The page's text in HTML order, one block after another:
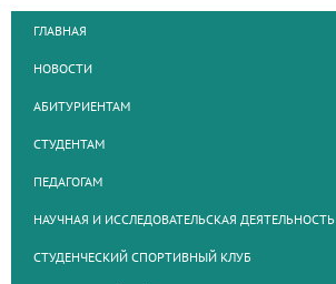
ГЛАВНАЯ
НОВОСТИ
АБИТУРИЕНТАМ
СТУДЕНТАМ
ПЕДАГОГАМ
НАУЧНАЯ И ИССЛЕДОВАТЕЛЬСКАЯ ДЕЯТЕЛЬНОСТЬ
СТУДЕНЧЕСКИЙ СПОРТИВНЫЙ КЛУБ